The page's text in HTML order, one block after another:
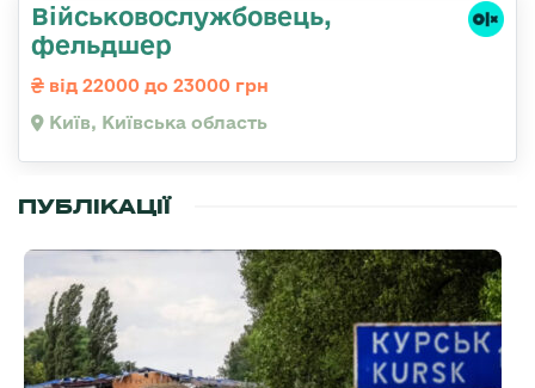
Військовослужбовець,
фельдшер
від 22000 до 23000 грн
Київ, Київська область
ПУБЛІКАЦІЇ